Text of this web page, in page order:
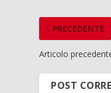
PRECEDENTE
Articolo
POST